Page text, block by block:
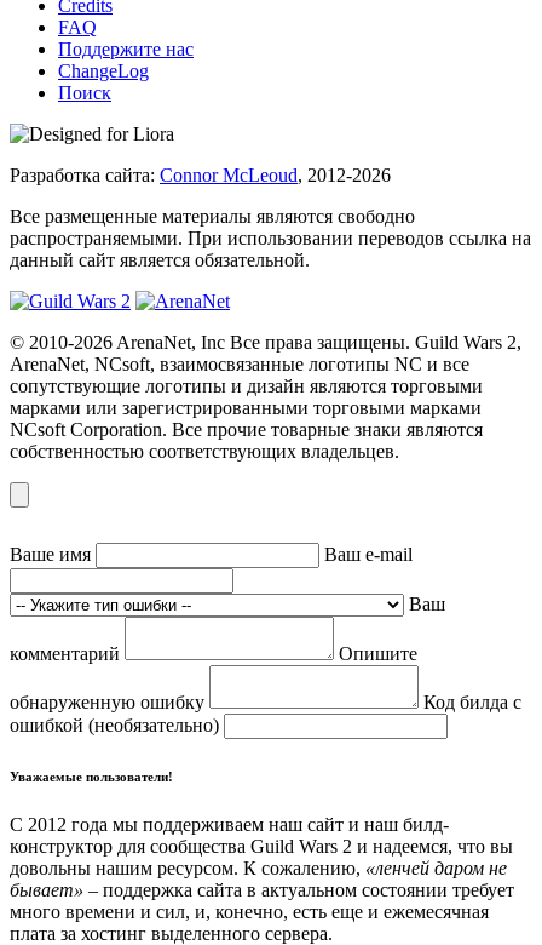
Credits
FAQ
Поддержите нас
ChangeLog
Поиск
Разработка сайта: Connor McLeoud, 2012-2026
Все размещенные материалы являются свободно
распространяемыми. При использовании переводов ссылка на
данный сайт является обязательной.
© 2010-2026 ArenaNet, Inc Все права защищены. Guild Wars 2,
ArenaNet, NCsoft, взаимосвязанные логотипы NC и все
сопутствующие логотипы и дизайн являются торговыми
марками или зарегистрированными торговыми марками
NCsoft Corporation. Все прочие товарные знаки являются
собственностью соответствующих владельцев.
Ваше имя Ваш e-mail
Ваш
комментарий Опишите
обнаруженную ошибку
Код билда с
ошибкой (необязательно)
Уважаемые пользователи!
С 2012 года мы поддерживаем наш сайт и наш билд-
конструктор для сообщества Guild Wars 2 и надеемся, что вы
довольны нашим ресурсом. К сожалению, «ленчей даром не
бывает» – поддержка сайта в актуальном состоянии требует
много времени и сил, и, конечно, есть еще и ежемесячная
плата за хостинг выделенного сервера.